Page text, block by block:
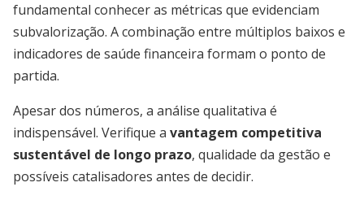
fundamental conhecer as métricas que evidenciam
subvalorização. A combinação entre múltiplos baixos e
indicadores de saúde financeira formam o ponto de
partida.
Apesar dos números, a análise qualitativa é
indispensável. Verifique a vantagem competitiva
sustentável de longo prazo, qualidade da gestão e
possíveis catalisadores antes de decidir.